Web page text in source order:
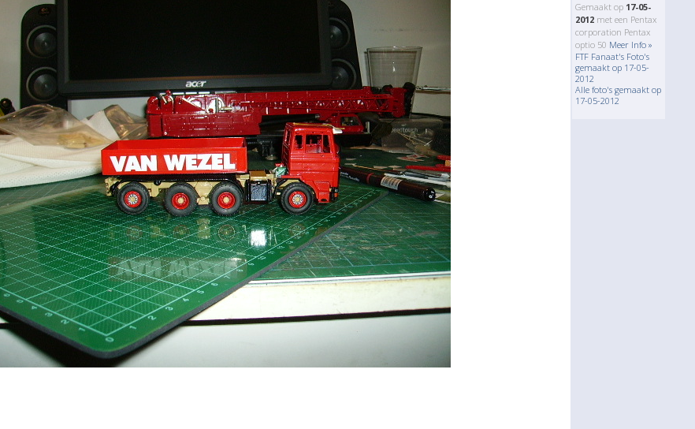
Gemaakt op 17-05-
2012 met een Pentax
corporation Pentax
optio 50 Meer Info »
FTF Fanaat's Foto's
gemaakt op 17-05-
2012
Alle foto's gemaakt op
17-05-2012